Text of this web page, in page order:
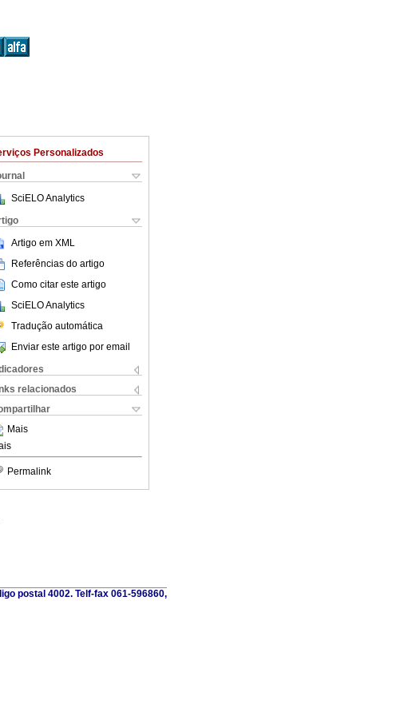
Personalizados
SciELO Analytics
Artigo em XML
Referências do artigo
Como citar este artigo
SciELO Analytics
Tradução automática
Enviar este artigo por email
relacionados
Mais
Permalink
postal 4002. Telf-fax 061-596860,